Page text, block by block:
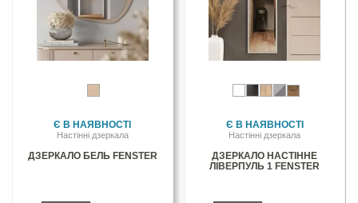
Є В НАЯВНОСТІ
Настінні дзеркала
ДЗЕРКАЛО БЕЛЬ FENSTER
Є В НАЯВНОСТІ
Настінні дзеркала
ДЗЕРКАЛО НАСТІННЕ
ЛІВЕРПУЛЬ 1 FENSTER